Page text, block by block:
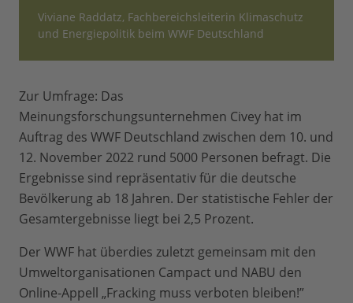
Viviane Raddatz, Fachbereichsleiterin Klimaschutz
und Energiepolitik beim WWF Deutschland
Zur Umfrage: Das
Meinungsforschungsunternehmen Civey hat im
Auftrag des WWF Deutschland zwischen dem 10. und
12. November 2022 rund 5000 Personen befragt. Die
Ergebnisse sind repräsentativ für die deutsche
Bevölkerung ab 18 Jahren. Der statistische Fehler der
Gesamtergebnisse liegt bei 2,5 Prozent.
Der WWF hat überdies zuletzt gemeinsam mit den
Umweltorganisationen Campact und NABU den
Online-Appell „Fracking muss verboten bleiben!”